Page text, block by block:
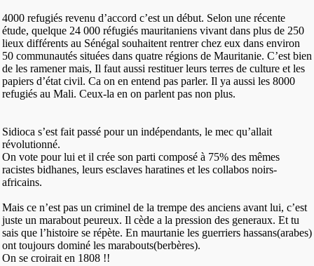
4000 refugiés revenu d’accord c’est un début. Selon une récente
étude, quelque 24 000 réfugiés mauritaniens vivant dans plus de 250
lieux différents au Sénégal souhaitent rentrer chez eux dans environ
50 communautés situées dans quatre régions de Mauritanie. C’est bien
de les ramener mais, Il faut aussi restituer leurs terres de culture et les
papiers d’état civil. Ca on en entend pas parler. Il ya aussi les 8000
refugiés au Mali. Ceux-la en on parlent pas non plus.
Sidioca s’est fait passé pour un indépendants, le mec qu’allait
révolutionné.
On vote pour lui et il crée son parti composé à 75% des mêmes
racistes bidhanes, leurs esclaves haratines et les collabos noirs-
africains.
Mais ce n’est pas un criminel de la trempe des anciens avant lui, c’est
juste un marabout peureux. Il cède a la pression des generaux. Et tu
sais que l’histoire se répète. En maurtanie les guerriers hassans(arabes)
ont toujours dominé les marabouts(berbères).
On se croirait en 1808 !!